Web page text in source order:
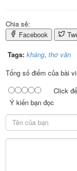
Chia sẻ:
Facebook
Tags: kháng, thơ văn
Tổng số điểm của bài
Click
Ý kiến bạn đọc